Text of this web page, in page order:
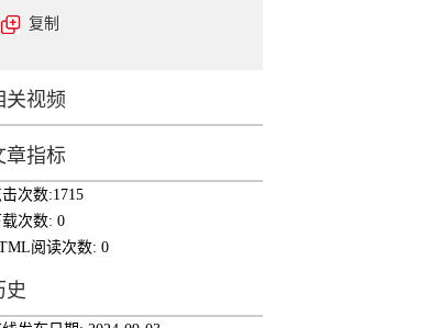
复制
关视频
章指标
击次数:1715
载次数: 0
阅读次数: 0
史